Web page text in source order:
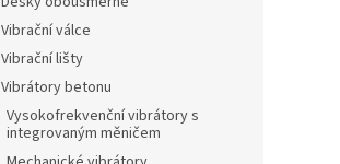
Vibrační válce
Vibrační lišty
Vibrátory betonu
Vysokofrekvenční vibrátory s
integrovaným měničem